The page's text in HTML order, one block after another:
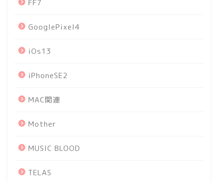
FF7
GooglePixel4
iOs13
iPhoneSE2
MAC関連
Mother
MUSIC BLOOD
TELAS